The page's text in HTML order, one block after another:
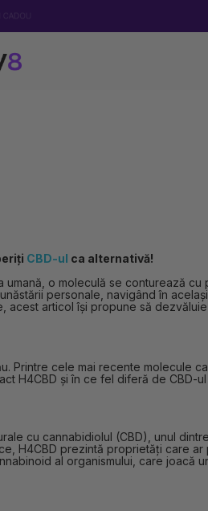
CADOU
CBD-ul ca alternativă!
o moleculă se conturează cu
personale, navigând în
articol își propune să dezvăluie
cele mai recente molecule
H4CBD și în ce fel diferă de CBD-
cu cannabidiolul (CBD), unul
H4CBD prezintă proprietăți care
al organismului, care joacă